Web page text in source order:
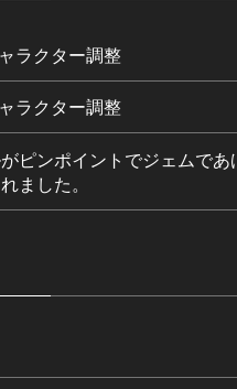
ラクター調整
ラクター調整
ピンポイントでジェムであ
ました。